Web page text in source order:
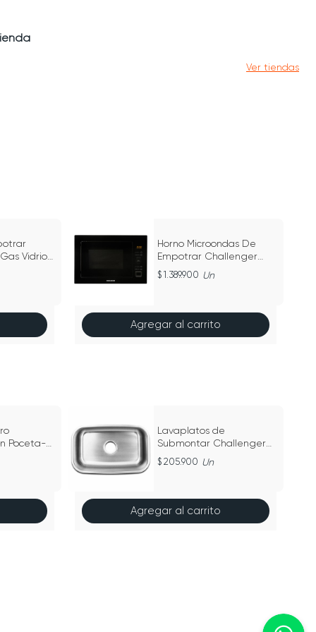
Ver tiendas
Vidrio
HG 2545 /
Horno Microondas De
Empotrar Challenger
Negro - Ref. Hm 8110
1.389.900 Un
Agregar al carrito
Poceta-
Lavaplatos de
Submontar Challenger
Sencillo Acero Inoxidable
59cm - LV 3608
205.900 Un
Agregar al carrito